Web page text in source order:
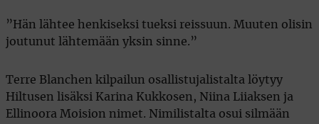
”Hän lähtee henkiseksi tueksi reissuun. Muuten olisin
joutunut lähtemään yksin sinne.”
Terre Blanchen kilpailun osallistujalistalta löytyy
Hiltusen lisäksi Karina Kukkosen, Niina Liiaksen ja
Ellinoora Moision nimet. Nimilistalta osui silmään